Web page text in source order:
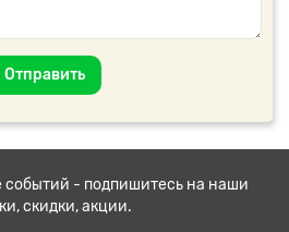
Отправить
событий - подпишитесь на наши
скидки, акции.